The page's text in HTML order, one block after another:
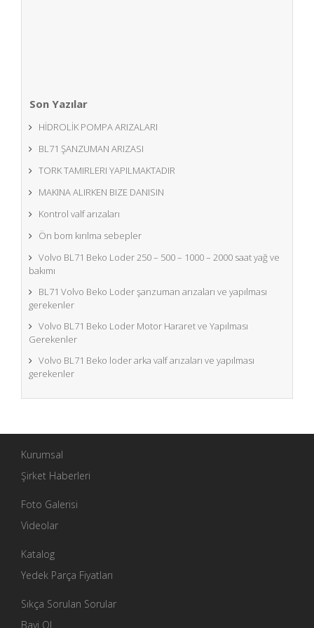
Son Yazılar
HİDROLİK POMPA ARIZALARI
BL71 ŞANZUMAN ARIZASI
TORK TAMIRLERI YAPILMAKTADIR
MAKINA ALIRKEN BIZE DANISIN
Kontrol valf arızaları
Ön bom kırılma sebepler
Volvo BL71 Beko Loder 250 – 500 – 1000 – 2000 saat yağ ve
bakımı
BL71 Volvo Beko Loder şanzuman arızaları ve yapılması
gerekenler
Volvo BL71 Beko Loder Motor Hararet ve Yapılması
Gerekenler
Volvo BL71 Beko loder arka valf arızaları ve yapılması
gerekenler
Kurumsal
Şirket Haberleri
Foto Galerisi
Videolar
Katalog
Yedek Parça Fiyatları
Sıkça Sorulan Sorular
Bayi Ol